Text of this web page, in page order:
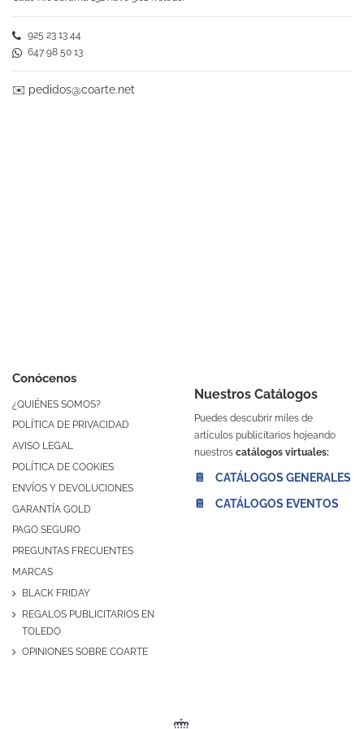
Conócenos
¿QUIÉNES SOMOS?
POLÍTICA DE PRIVACIDAD
AVISO LEGAL
POLÍTICA DE COOKIES
ENVÍOS Y DEVOLUCIONES
GARANTÍA GOLD
PAGO SEGURO
PREGUNTAS FRECUENTES
MARCAS
BLACK FRIDAY
REGALOS PUBLICITARIOS EN
TOLEDO
OPINIONES SOBRE COARTE
Nuestros Catálogos
Puedes descubrir miles de
artículos publicitarios hojeando
nuestros catálogos virtuales:
📔 CATÁLOGOS GENERALES
📔 CATÁLOGOS EVENTOS
925 23 13 44
647 98 50 13
✉️ pedidos@coarte.net